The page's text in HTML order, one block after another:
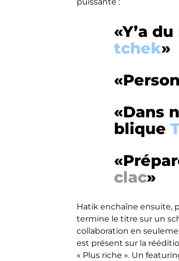
«Y’a
tchek»
«Dans
blique
clac»
Hatik enchaîne ensuite,
termine le titre sur un
collaboration en
est présent sur la
« Plus riche ». Un